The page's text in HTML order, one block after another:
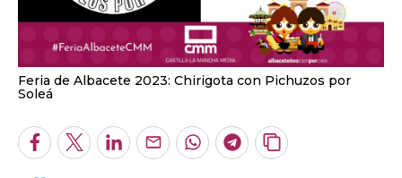
Feria de Albacete 2023: Chirigota con Pichuzos por
Soleá
Facebook
TwitterLinkedInEnviarWhatsapp
Telegram
Copiar